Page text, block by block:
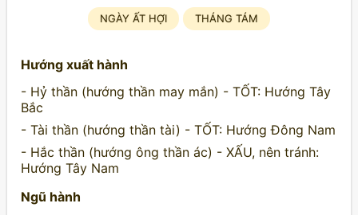
NGÀY ẤT HỢI THÁNG TÁM
Hướng xuất hành
- Hỷ thần (hướng thần may mắn) - TỐT: Hướng Tây
Bắc
- Tài thần (hướng thần tài) - TỐT: Hướng Đông Nam
- Hắc thần (hướng ông thần ác) - XẤU, nên tránh:
Hướng Tây Nam
Ngũ hành